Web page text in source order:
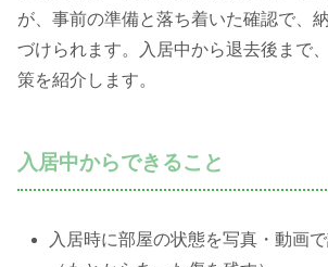
が、事前の準備と落ち着いた確認で、
づけられます。入居中から退去後まで
策を紹介します。
入居中からできること
入居時に部屋の状態を写真・動画